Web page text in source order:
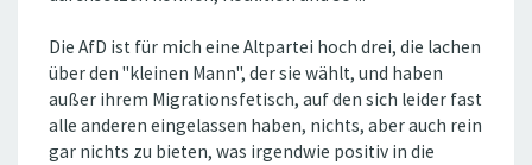
Die AfD ist für mich eine Altpartei hoch drei, die lachen
über den "kleinen Mann", der sie wählt, und haben
außer ihrem Migrationsfetisch, auf den sich leider fast
alle anderen eingelassen haben, nichts, aber auch rein
gar nichts zu bieten, was irgendwie positiv in die